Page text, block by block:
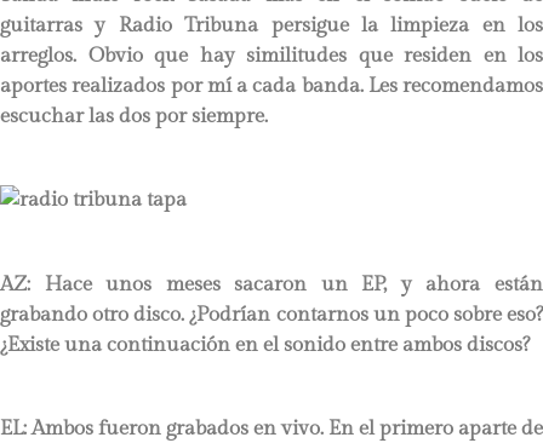
guitarras y Radio Tribuna persigue la limpieza en los
arreglos. Obvio que hay similitudes que residen en los
aportes realizados por mí a cada banda. Les recomendamos
escuchar las dos por siempre.
AZ: Hace unos meses sacaron un EP, y ahora están
grabando otro disco. ¿Podrían contarnos un poco sobre eso?
¿Existe una continuación en el sonido entre ambos discos?
EL: Ambos fueron grabados en vivo. En el primero aparte de